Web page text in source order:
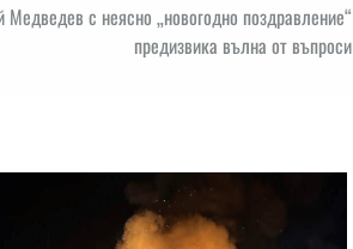
Медведев с неясно „новогодно поздравление“
предизвика вълна от въпроси